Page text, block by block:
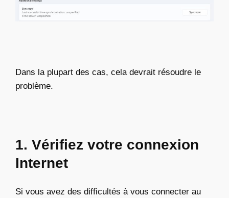
Dans la plupart des cas, cela devrait résoudre le
problème.
1. Vérifiez votre connexion
Internet
Si vous avez des difficultés à vous connecter au